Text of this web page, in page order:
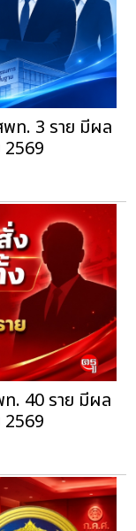
ท. 3 ราย มีผล
. 40 ราย มีผล